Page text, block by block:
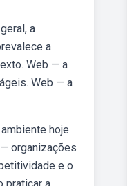
a
a
Web — a
Web — a
hoje
organizações
e o